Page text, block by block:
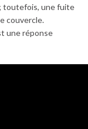
toutefois, une fuite
couvercle.
une réponse